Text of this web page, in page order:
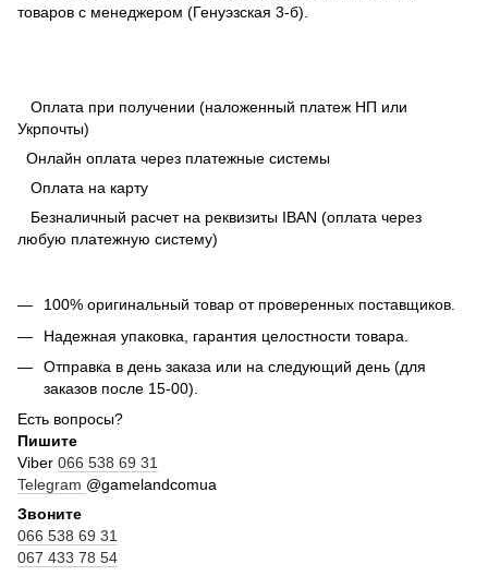
товаров с менеджером (Генуэзская 3-б).
Оплата при получении (наложенный платеж НП или
Укрпочты)
Онлайн оплата через платежные системы
Оплата на карту
Безналичный расчет на реквизиты IBAN (оплата через
любую платежную систему)
100% оригинальный товар от проверенных поставщиков.
Надежная упаковка, гарантия целостности товара.
Отправка в день заказа или на следующий день (для
заказов после 15-00).
Есть вопросы?
Пишите
Viber 066 538 69 31
Telegram @gamelandcomua
Звоните
066 538 69 31
067 433 78 54